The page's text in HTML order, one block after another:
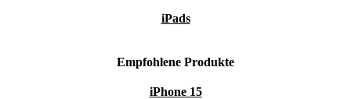
iPads
Empfohlene Produkte
iPhone 15